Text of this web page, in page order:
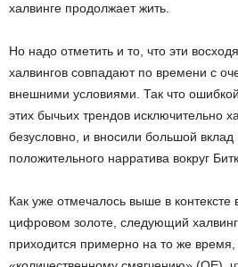
халвинге продолжает жить.
Но надо отметить и то, что эти
халвингов совпадают по времени с
внешними условиями. Так что
этих бычьих трендов исключительно
безусловно, и вносили большой вклад
положительного нарратива вокруг
Как уже отмечалось выше в
цифровом золоте, следующий
приходится примерно на то же